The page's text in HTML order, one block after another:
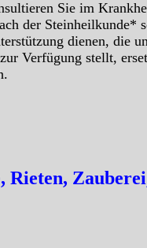
Sie im
der Steinheilkunde*
dienen, die
Verfügung stellt,
Rieten,